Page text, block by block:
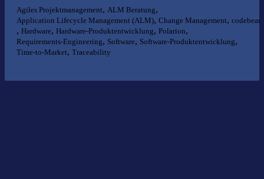
Agiles Projektmanagement, ALM Beratung,
Application Lifecycle Management (ALM), Change Management,
, Hardware, Hardware-Produktentwicklung, Polarion,
Requirements-Engineering, Software, Software-Produktentwicklung,
Time-to-Market, Traceability